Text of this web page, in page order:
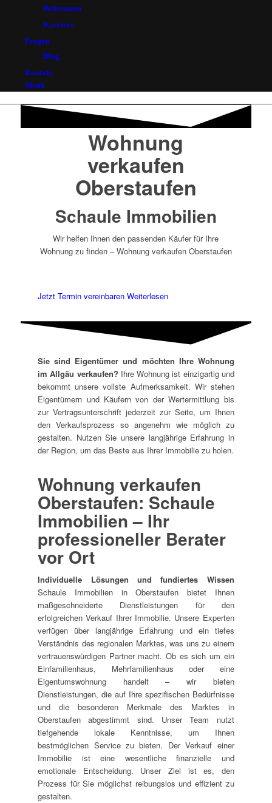
Referenzen
Karriere
Fragen
Blog
Kontakt
Menü
Wohnung
verkaufen
Oberstaufen
Schaule Immobilien
Wir helfen Ihnen den passenden Käufer für Ihre
Wohnung zu finden – Wohnung verkaufen Oberstaufen
Jetzt Termin vereinbaren Weiterlesen
Sie sind Eigentümer und möchten Ihre Wohnung
im Allgäu verkaufen? Ihre Wohnung ist einzigartig und
bekommt unsere vollste Aufmerksamkeit. Wir stehen
Eigentümern und Käufern von der Wertermittlung bis
zur Vertragsunterschrift jederzeit zur Seite, um Ihnen
den Verkaufsprozess so angenehm wie möglich zu
gestalten. Nutzen Sie unsere langjährige Erfahrung in
der Region, um das Beste aus Ihrer Immobilie zu holen.
Wohnung verkaufen
Oberstaufen: Schaule
Immobilien – Ihr
professioneller Berater
vor Ort
Individuelle Lösungen und fundiertes Wissen
Schaule Immobilien in Oberstaufen bietet Ihnen
maßgeschneiderte Dienstleistungen für den
erfolgreichen Verkauf Ihrer Immobilie. Unsere Experten
verfügen über langjährige Erfahrung und ein tiefes
Verständnis des regionalen Marktes, was uns zu einem
vertrauenswürdigen Partner macht. Ob es sich um ein
Einfamilienhaus, Mehrfamilienhaus oder eine
Eigentumswohnung handelt – wir bieten
Dienstleistungen, die auf Ihre spezifischen Bedürfnisse
und die besonderen Merkmale des Marktes in
Oberstaufen abgestimmt sind. Unser Team nutzt
tiefgehende lokale Kenntnisse, um Ihnen
bestmöglichen Service zu bieten. Der Verkauf einer
Immobilie ist eine wesentliche finanzielle und
emotionale Entscheidung. Unser Ziel ist es, den
Prozess für Sie möglichst reibungslos und effizient zu
gestalten.